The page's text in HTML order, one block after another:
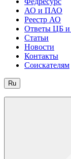
АО и ПАО
Реестр АО
Ответы ЦБ
Статьи
Новости
Контакты
Соискателям
Ru